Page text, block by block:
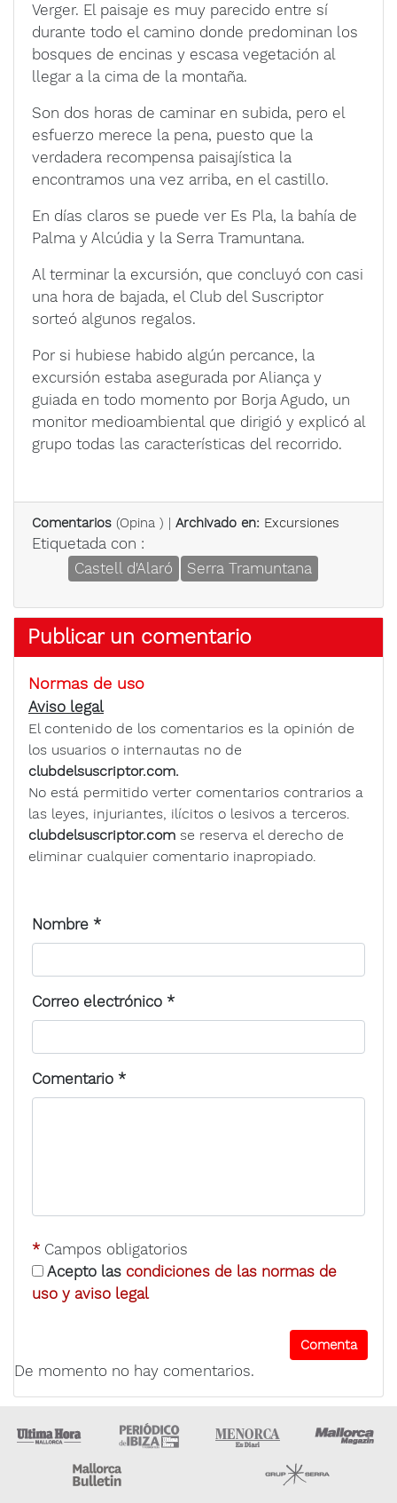
Verger. El paisaje es muy parecido entre sí
durante todo el camino donde predominan los
bosques de encinas y escasa vegetación al
llegar a la cima de la montaña.
Son dos horas de caminar en subida, pero el
esfuerzo merece la pena, puesto que la
verdadera recompensa paisajística la
encontramos una vez arriba, en el castillo.
En días claros se puede ver Es Pla, la bahía de
Palma y Alcúdia y la Serra Tramuntana.
Al terminar la excursión, que concluyó con casi
una hora de bajada, el Club del Suscriptor
sorteó algunos regalos.
Por si hubiese habido algún percance, la
excursión estaba asegurada por Aliança y
guiada en todo momento por Borja Agudo, un
monitor medioambiental que dirigió y explicó al
grupo todas las características del recorrido.
Comentarios (Opina ) | Archivado en: Excursiones
Etiquetada con :
Castell d'Alaró
Serra Tramuntana
Publicar un comentario
Normas de uso
Aviso legal
El contenido de los comentarios es la opinión de
los usuarios o internautas no de
clubdelsuscriptor.com.
No está permitido verter comentarios contrarios a
las leyes, injuriantes, ilícitos o lesivos a terceros.
clubdelsuscriptor.com se reserva el derecho de
eliminar cualquier comentario inapropiado.
Nombre *
Correo electrónico *
Comentario *
* Campos obligatorios
Acepto las condiciones de las normas de
uso y aviso legal
De momento no hay comentarios.
Ultima Hora Ultima hora Ibiza Menorca • Es Diari